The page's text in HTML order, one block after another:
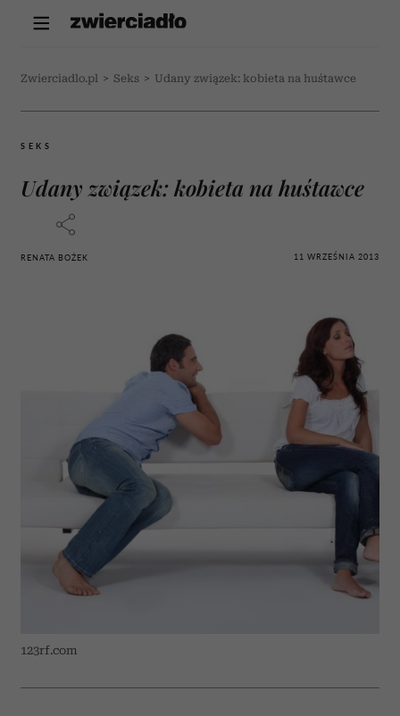
Zwierciadlo.pl > Seks > Udany związek: kobieta na huśtawce
SEKS
Udany związek: kobieta na huśtawce
RENATA BOŻEK 11 WRZEŚNIA 2013
123rf.com